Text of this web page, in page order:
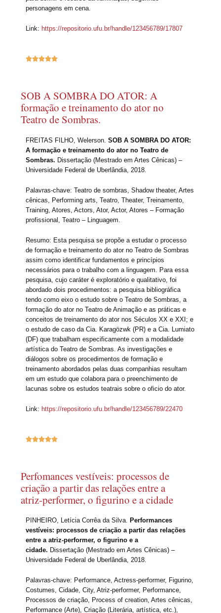
personagens em cena.
Link: https://repositorio.ufu.br/handle/123456789/17807

SOB A SOMBRA DO ATOR: A
formação e treinamento do ator no
Teatro de Sombras.
FREITAS FILHO, Welerson.SOB A SOMBRA DO ATOR:
A formação e treinamento do ator no Teatro de
Sombras. Dissertação (Mestrado em Artes Cênicas) –
Universidade Federal de Uberlândia, 2018.
Palavras-chave: Teatro de sombras, Shadow theater, Artes
cênicas, Performing arts, Teatro, Theater, Treinamento,
Training, Atores, Actors, Ator, Actor, Atores – Formação
profissional, Teatro – Linguagem.
Resumo: Esta pesquisa se propõe a estudar o processo
de formação e treinamento do ator no Teatro de Sombras
assim como identificar fundamentos e princípios
necessários para o trabalho com a linguagem. Para essa
pesquisa, cujo caráter é exploratório e qualitativo, foi
abordado dois procedimentos: a pesquisa bibliográfica
tendo como eixo o estudo sobre o Teatro de Sombras, a
formação do ator no Teatro de Animação e as práticas e
conceitos de treinamento do ator nos Séculos XX e XXI; e
o estudo de caso da Cia. Karagözwk (PR) e a Cia. Lumiato
(DF) que trabalham especificamente com a modalidade
artística do Teatro de Sombras. As investigações e
diálogos sobre os procedimentos de formação e
treinamento abordados pelas duas companhias resultam
em um estudo que colabora para o preenchimento de
lacunas sobre os estudos teatrais sobre o oficio do ator.
Link: https://repositorio.ufu.br/handle/123456789/22470

Perfomances vestíveis: processos de
criação a partir das relações entre a
atriz-performer, o figurino e a cidade
PINHEIRO, Letícia Corrêa da Silva. Performances
vestíveis: processos de criação a partir das relações
entre a atriz-performer, o figurino e a
cidade. Dissertação (Mestrado em Artes Cênicas) –
Universidade Federal de Uberlândia, 2018.
Palavras-chave: Performance, Actress-performer, Figurino,
Costumes, Cidade, City, Atriz-performer, Performance,
Processos de criação, Process of creation, Artes cênicas,
Performance (Arte), Criação (Literária, artística, etc.),